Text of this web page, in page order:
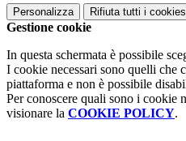
Personalizza Rifiuta tutti i cookies
Gestione cookie
In questa schermata è possibile
I cookie necessari sono quelli che
piattaforma e non è possibile
Per conoscere quali sono i cookie
visionare la COOKIE POLICY.